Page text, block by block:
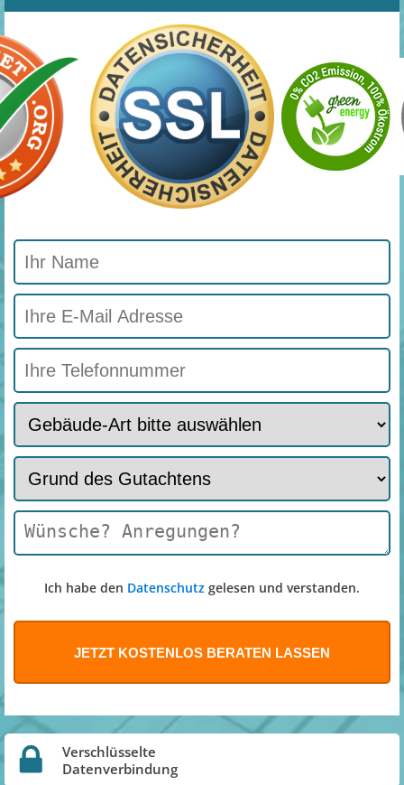
Ich habe den Datenschutz gelesen und verstanden.
Verschlüsselte
Datenverbindung